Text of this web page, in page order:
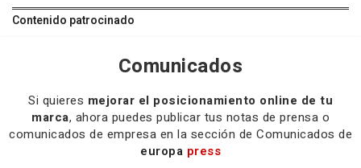
Contenido patrocinado
Comunicados
Si quieres mejorar el posicionamiento online de tu
marca, ahora puedes publicar tus notas de prensa o
comunicados de empresa en la sección de Comunicados de
europa press